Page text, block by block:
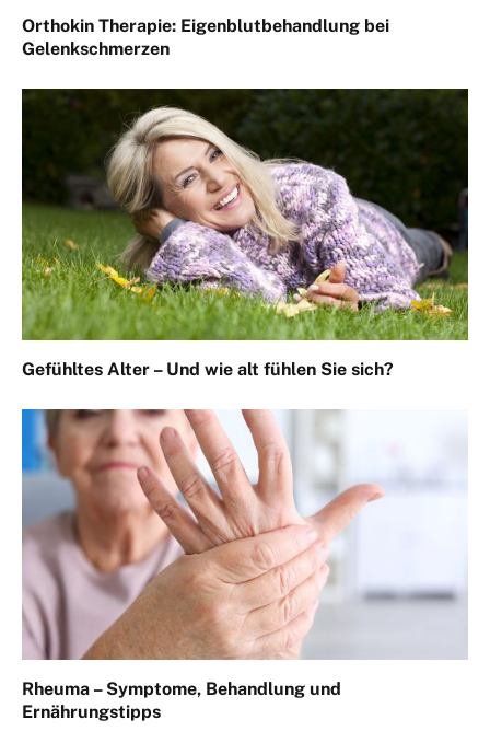
Orthokin Therapie: Eigenblutbehandlung bei
Gelenkschmerzen
Gefühltes Alter – Und wie alt fühlen Sie sich?
Rheuma – Symptome, Behandlung und
Ernährungstipps